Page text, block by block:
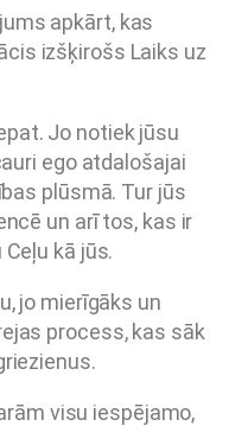
apkārt, kas
izšķirošs Laiks uz
Jo notiek jūsu
ego atdalošajai
plūsmā. Tur jūs
un arī tos, kas ir
kā jūs.
jo mierīgāks un
process, kas sāk
visu iespējamo,